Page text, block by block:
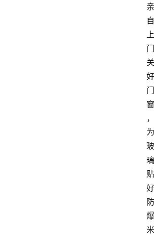
亲
自
上
门
关
好
门
窗
，
为
玻
璃
贴
好
防
爆
米